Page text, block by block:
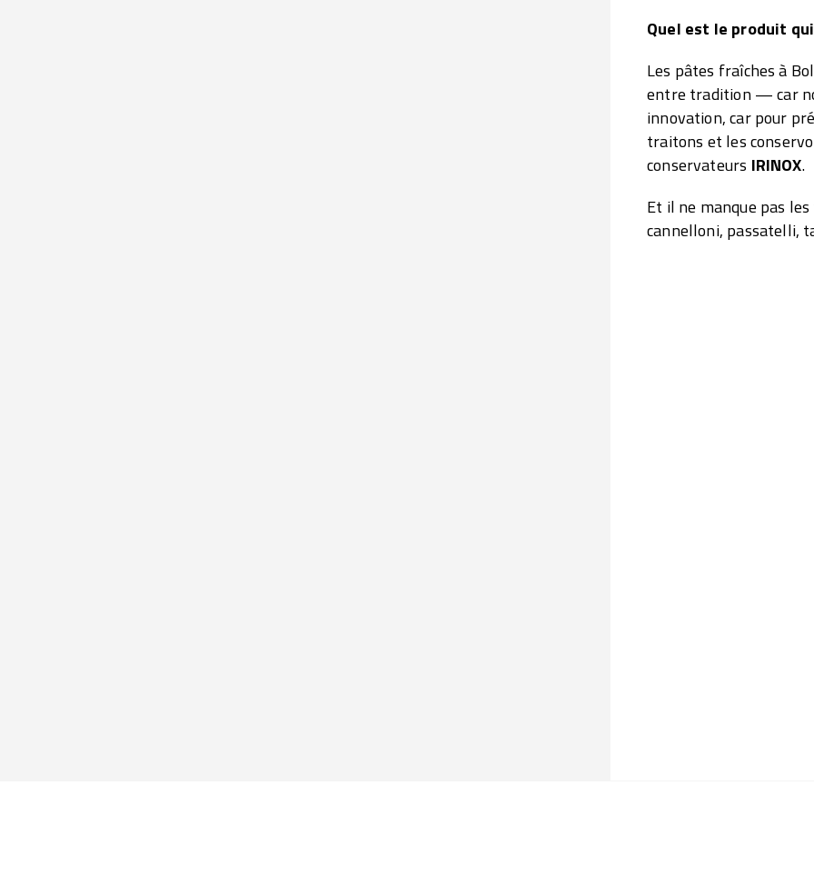
Quel est le produit
Les pâtes fraîches à
entre tradition — car
innovation, car pour
traitons et les
conservateurs IRINOX.
Et il ne manque pas
cannelloni, passatelli,